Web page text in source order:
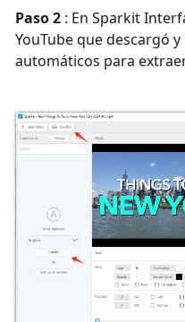
Paso 2 : En Sparkit
YouTube que descargó
automáticos para